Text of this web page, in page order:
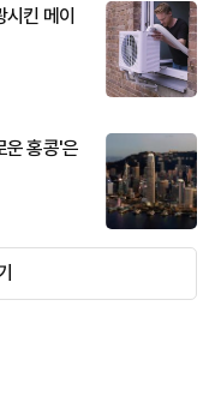
킨 메이
운 홍콩'은